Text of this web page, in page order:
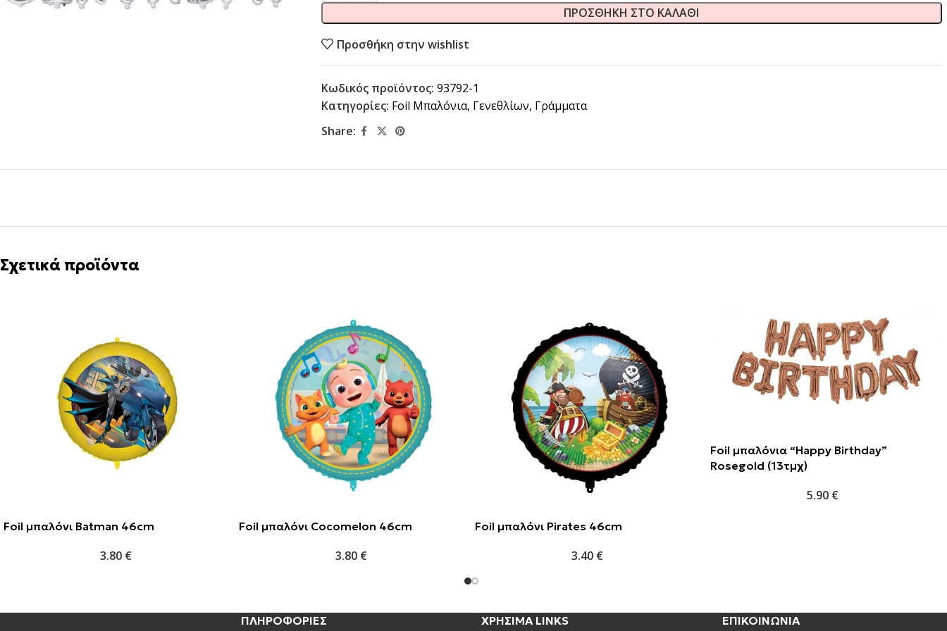
ΠΡΟΣΘΉΚΗ ΣΤΟ ΚΑΛΆΘΙ
Προσθήκη στην wishlist
Κωδικός προϊόντος: 93792-1
Κατηγορίες: Foil Μπαλόνια, Γενεθλίων, Γράμματα
Share:
Σχετικά προϊόντα
Foil μπαλόνι Batman 46cm
3.80 €
Foil μπαλόνι Cocomelon 46cm
3.80 €
Foil μπαλόνι Pirates 46cm
3.40 €
Foil μπαλόνια “Happy Birthday”
Rosegold (13τμχ)
5.90 €
ΠΛΗΡΟΦΟΡΙΕΣ ΧΡΗΣΙΜΑ LINKS ΕΠΙΚΟΙΝΩΝΙΑ